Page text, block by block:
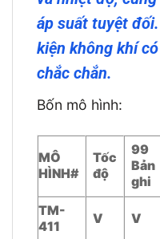
áp suất tuyệt
kiện không khí
chắc chắn.
Bốn mô hình:
MÔ
HÌNH#
Tốc
độ
99
Bản
ghi
TM-
411
V V